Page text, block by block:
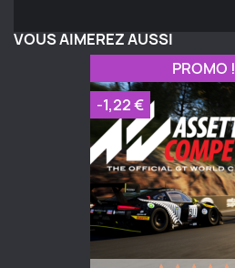
VOUS AIMEREZ AUSSI
PROMO !
-1,22 €